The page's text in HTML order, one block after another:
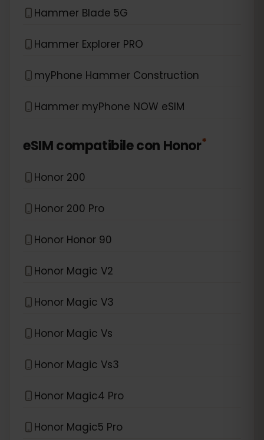
Hammer Blade 5G
Hammer Explorer PRO
myPhone Hammer Construction
Hammer myPhone NOW eSIM
eSIM compatibile con Honor*
Honor 200
Honor 200 Pro
Honor Honor 90
Honor Magic V2
Honor Magic V3
Honor Magic Vs
Honor Magic Vs3
Honor Magic4 Pro
Honor Magic5 Pro